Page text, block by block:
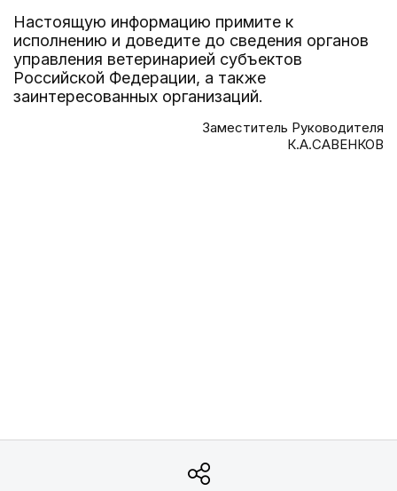
Настоящую информацию примите к
исполнению и доведите до сведения органов
управления ветеринарией субъектов
Российской Федерации, а также
заинтересованных организаций.
Заместитель Руководителя
К.А.САВЕНКОВ